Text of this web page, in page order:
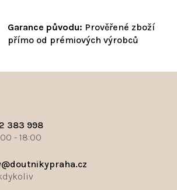
Garance původu: Prověřené zboží
přímo od prémiových výrobců
383 998